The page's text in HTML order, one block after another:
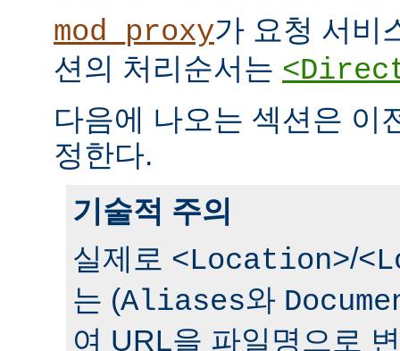
mod_proxy가 요청 서비
션의 처리순서는
다음에 나오는 섹션은 이
정한다.
기술적 주의
실제로 <Location>/
는 (Aliases와
여 URL을 파일명으로